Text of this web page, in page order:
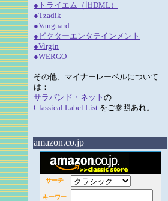
●トライエム（旧DML）
●Tzadik
●Vanguard
●ビクターエンタテインメント
●Virgin
●WERGO
その他、マイナーレーベルについて
は：
サラバンド・ネット の
Classical Label List をご参照あれ。
amazon.co.jp
サーチ
キーワー